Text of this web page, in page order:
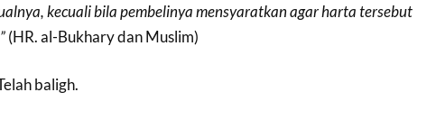
kecuali bila pembelinya mensyaratkan agar harta tersebut
(HR. al-Bukhary dan Muslim)
baligh.